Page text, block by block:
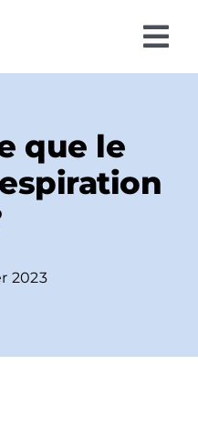
Prestations RH
Modalités d’intervention
que le
2023